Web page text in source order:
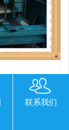
联系我们